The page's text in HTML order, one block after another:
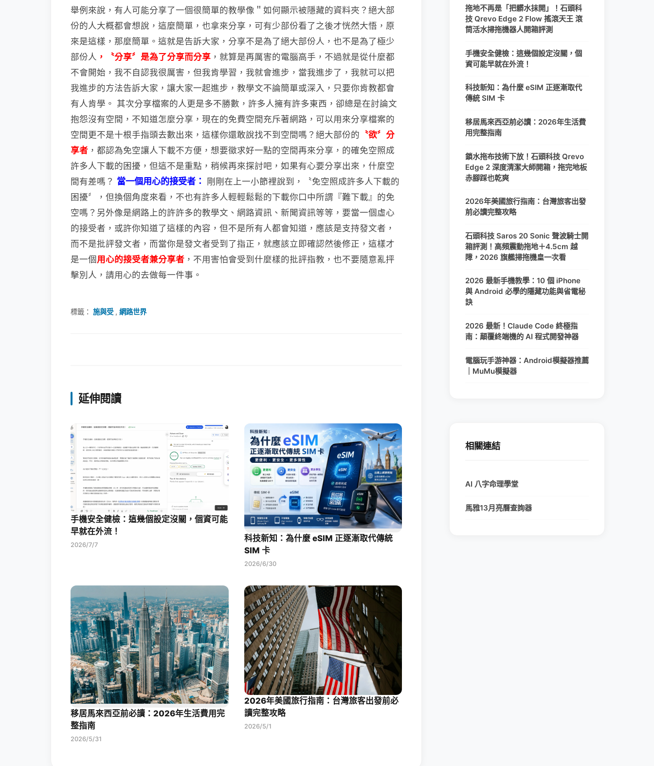
舉例來說，有人可能分享了一個很簡單的教學像＂如何顯示被隱藏的資料夾？ 絕大部
份的人大概都會想說，這麼簡單，也拿來分享，可有少部份看了之後才恍然大悟，原
來是這樣，那麼簡單。這就是告訴大家，分享不是為了絕大部份人，也不是為了極少
部份人 ，〝分享〞是為了分享而分享 ，就算是再厲害的電腦高手，不過就是從什麼都
不會開始，我不自認我很厲害，但我肯學習，我就會進步，當我進步了，我就可以把
我進步的方法告訴大家，讓大家一起進步，教學文不論簡單或深入，只要你肯教都會
有人肯學。 其次分享檔案的人更是多不勝數，許多人擁有許多東西，卻總是在討論文
抱怨沒有空 間，不知道怎麼分享，現在的免費空間充斥著網路，可以用來分享檔案的
空間更不是十根手指頭去數出來，這樣你還敢說找不到空間嗎？絕大部份的 〝欲〞分
享者 ，都認為免空讓人下載不方便，想要徵求好一點的空間再來分享，的確免空照成
許多人下載的困擾，但這不是重點，稍候再來探討吧，如果有心要分享出來，什麼空
間有差嗎？ 當一個用心的接受者：
剛剛在上一小節裡說到，〝免空照成許多人下載的
困擾〞，但換個角度來看，不也有許多人輕輕鬆鬆的下載你口中所謂『難下載』的免
空嗎？另外像是網路上的許許多的教學文、網路資訊、新聞資訊等等，要當一個虛心
的接受者，或許你知道了這樣的內容，但不是所有人都會知道，應該是支持發文者，
而不是批評發文者，而當你是發文者受到了指正，就應該立即確認然後修正，這樣才
是一個 用心的接受者兼分享者 ， 不用害怕會受到什麼樣的批評指教，也不要隨意亂抨
擊別人，請用心的去做每一件事。
標籤： 施與受 , 網路世界
延伸閱讀
手機安全健檢：這幾個設定沒關，個資可能
早就在外流！
2026/7/7
科技新知：為什麼 eSIM 正逐漸取代傳統
SIM 卡
2026/6/30
移居馬來西亞前必讀：2026年生活費用完
整指南
2026/5/31
2026年美國旅行指南：台灣旅客出發前必
讀完整攻略
2026/5/1
拖地不再是「把髒水抹開」！石頭科
技 Qrevo Edge 2 Flow 搖滾天王 滾
筒活水掃拖機器人開箱評測
手機安全健檢：這幾個設定沒關，個
資可能早就在外流！
科技新知：為什麼 eSIM 正逐漸取代
傳統 SIM 卡
移居馬來西亞前必讀：2026年生活費
用完整指南
鎖水拖布技術下放！石頭科技 Qrevo
Edge 2 深度清潔大師開箱，拖完地板
赤腳踩也乾爽
2026年美國旅行指南：台灣旅客出發
前必讀完整攻略
石頭科技 Saros 20 Sonic 聲波騎士開
箱評測！高頻震動拖地＋4.5cm 越
障，2026 旗艦掃拖機皇一次看
2026 最新手機教學：10 個 iPhone
與 Android 必學的隱藏功能與省電秘
訣
2026 最新！Claude Code 終極指
南：顛覆終端機的 AI 程式開發神器
電腦玩手游神器：Android模擬器推薦
｜MuMu模擬器
相關連結
AI 八字命理學堂
馬雅13月亮曆查詢器